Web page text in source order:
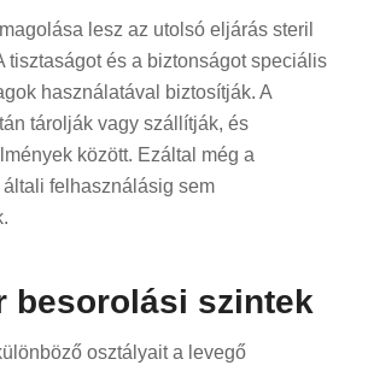
lesz az utolsó eljárás steril
tisztaságot és a biztonságot speciális
használatával biztosítják. A
tárolják vagy szállítják, és
között. Ezáltal még a
felhasználásig sem
besorolási szintek
osztályait a levegő